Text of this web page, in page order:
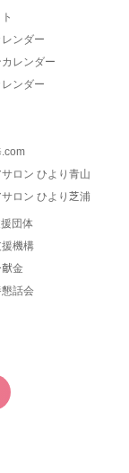
ンダー
レンダー
ンダー
ロン ひより青山
ロン ひより芝浦
団体
機構
金
話会